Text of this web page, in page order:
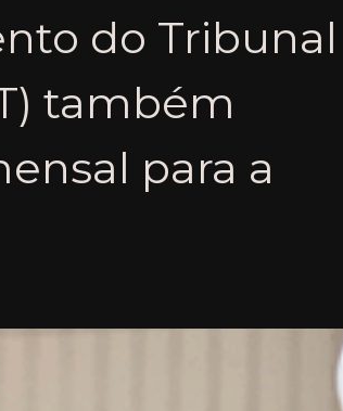
do Tribunal
também
para a